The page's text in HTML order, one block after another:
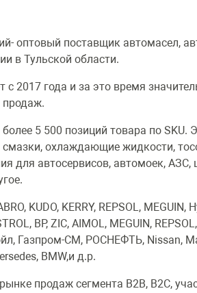
оптовый поставщик автомасел,
в Тульской области.
с 2017 года и за это время
продаж.
5 500 позиций товара по SKU.
смазки, охлаждающие жидкости,
для автосервисов, автомоек,
KUDO, KERRY, REPSOL,
BP, ZIC, AIMOL, MEGUIN,
Газпром-СМ, РОСНЕФТЬ, Nissan,
BMW,и д.р.
продаж сегмента В2В, В2С,